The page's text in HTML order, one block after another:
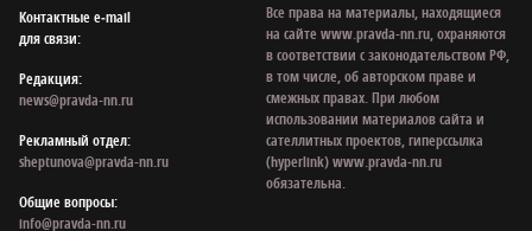
Контактные e‑mail
для связи:
Редакция:
news@pravda-nn.ru
Рекламный отдел:
sheptunova@pravda-nn.ru
Общие вопросы:
info@pravda-nn.ru
Все права на материалы, находящиеся
на сайте www.pravda-nn.ru, охраняются
в соответствии с законодательством РФ,
в том числе, об авторском праве и
смежных правах. При любом
использовании материалов сайта и
сателлитных проектов, гиперссылка
(hyperlink) www.pravda-nn.ru
обязательна.